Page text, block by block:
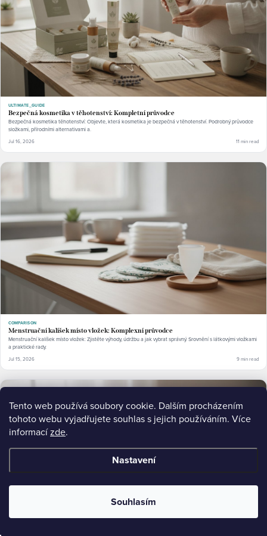
Tento web používá soubory cookie. Dalším procházením
tohoto webu vyjadřujete souhlas s jejich používáním. Více
informacízde.
Nastavení
Souhlasím
ULTIMATE_GUIDE
Bezpečná kosmetika v těhotenství: Kompletní průvodce
Bezpečná kosmetika těhotenství: Objevte, která kosmetika je bezpečná v těhotenství. Podrobný průvodce
složkami, přírodními alternativami a.
Jul 16, 2026 11 min read
COMPARISON
Menstruační kalíšek místo vložek: Komplexní průvodce
Menstruační kalíšek místo vložek: Zjistěte výhody, údržbu a jak vybrat správný. Srovnění s látkovými vložkami
a praktické rady.
Jul 15, 2026 9 min read